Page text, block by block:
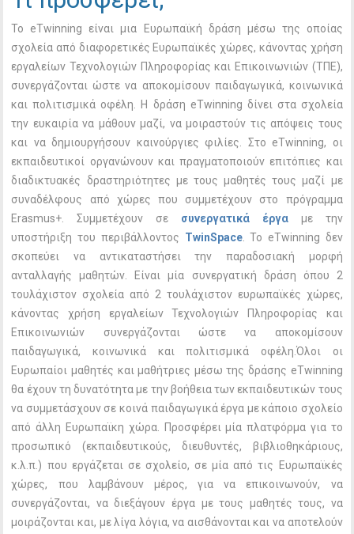
Το eTwinning είναι μια Eυρωπαϊκή δράση μέσω της οποίας
σχολεία από διαφορετικές Eυρωπαϊκές χώρες, κάνοντας χρήση
εργαλείων Τεχνολογιών Πληροφορίας και Επικοινωνιών (ΤΠΕ),
συνεργάζονται ώστε να αποκομίσουν παιδαγωγικά, κοινωνικά
και πολιτισμικά οφέλη. Η δράση eTwinning δίνει στα σχολεία
την ευκαιρία να μάθουν μαζί, να μοιραστούν τις απόψεις τους
και να δημιουργήσουν καινούργιες φιλίες. Στο eTwinning, οι
εκπαιδευτικοί οργανώνουν και πραγματοποιούν επιτόπιες και
διαδικτυακές δραστηριότητες με τους μαθητές τους μαζί με
συναδέλφους από χώρες που συμμετέχουν στο πρόγραμμα
Erasmus+. Συμμετέχουν σε συνεργατικά έργα με την
υποστήριξη του περιβάλλοντος TwinSpace. To eTwinning δεν
σκοπεύει να αντικαταστήσει την παραδοσιακή μορφή
ανταλλαγής μαθητών. Είναι μία συνεργατική δράση όπου 2
τουλάχιστον σχολεία από 2 τουλάχιστον ευρωπαϊκές χώρες,
κάνοντας χρήση εργαλείων Τεχνολογιών Πληροφορίας και
Επικοινωνιών συνεργάζονται ώστε να αποκομίσουν
παιδαγωγικά, κοινωνικά και πολιτισμικά οφέλη.Όλοι οι
Ευρωπαίοι μαθητές και μαθήτριες μέσω της δράσης eTwinning
θα έχουν τη δυνατότητα με την βοήθεια των εκπαιδευτικών τους
να συμμετάσχουν σε κοινά παιδαγωγικά έργα με κάποιο σχολείο
από άλλη Ευρωπαϊκη χώρα. Προσφέρει μία πλατφόρμα για το
προσωπικό (εκπαιδευτικούς, διευθυντές, βιβλιοθηκάριους,
κ.λ.π.) που εργάζεται σε σχολείο, σε μία από τις Eυρωπαϊκές
χώρες, που λαμβάνουν μέρος, για να επικοινωνούν, να
συνεργάζονται, να διεξάγουν έργα με τους μαθητές τους, να
μοιράζονται και, με λίγα λόγια, να αισθάνονται και να αποτελούν